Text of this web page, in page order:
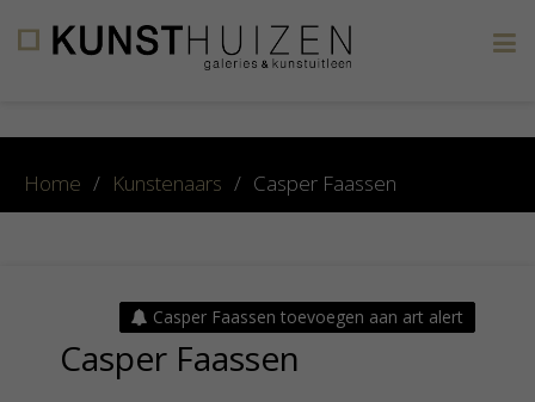
Home / Kunstenaars / Casper Faassen
Casper Faassen toevoegen aan art alert
Casper Faassen